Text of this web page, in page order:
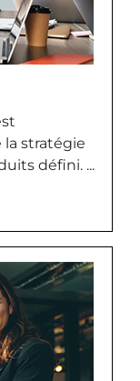
la stratégie
défini. ...